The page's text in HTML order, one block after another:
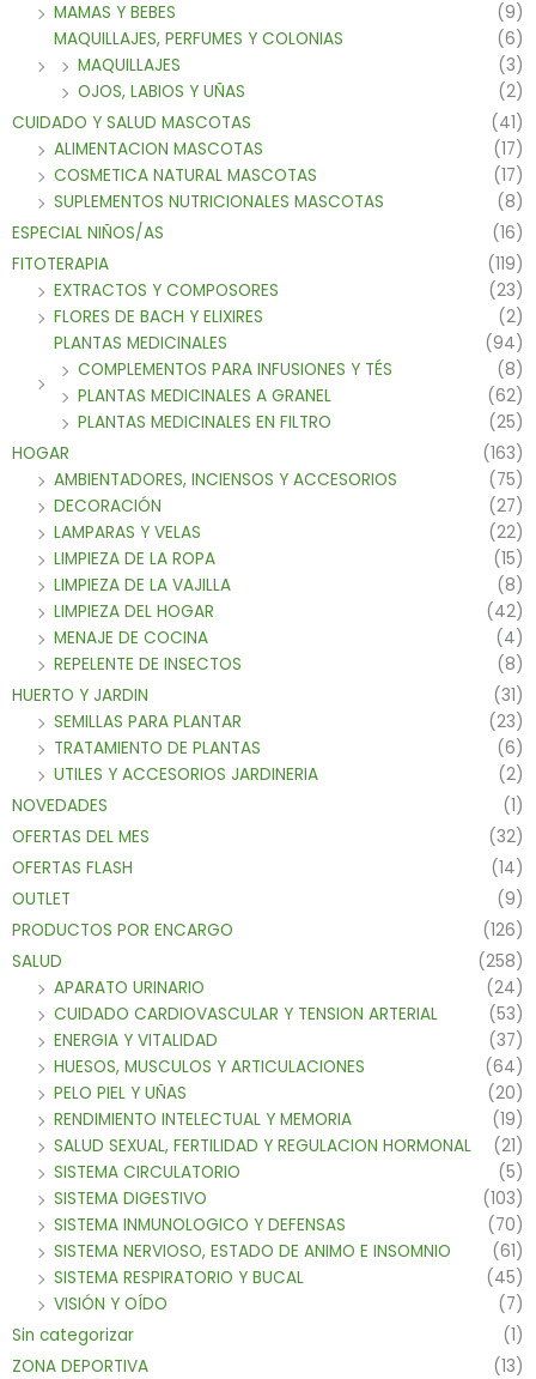
MAMAS Y BEBES
(9)
MAQUILLAJES, PERFUMES Y COLONIAS
(6)
MAQUILLAJES
(3)
OJOS, LABIOS Y UÑAS
(2)
CUIDADO Y SALUD MASCOTAS
(41)
ALIMENTACION MASCOTAS
(17)
COSMETICA NATURAL MASCOTAS
(17)
SUPLEMENTOS NUTRICIONALES MASCOTAS
(8)
ESPECIAL NIÑOS/AS
(16)
FITOTERAPIA
(119)
EXTRACTOS Y COMPOSORES
(23)
FLORES DE BACH Y ELIXIRES
(2)
PLANTAS MEDICINALES
(94)
COMPLEMENTOS PARA INFUSIONES Y TÉS
(8)
PLANTAS MEDICINALES A GRANEL
(62)
PLANTAS MEDICINALES EN FILTRO
(25)
HOGAR
(163)
AMBIENTADORES, INCIENSOS Y ACCESORIOS
(75)
DECORACIÓN
(27)
LAMPARAS Y VELAS
(22)
LIMPIEZA DE LA ROPA
(15)
LIMPIEZA DE LA VAJILLA
(8)
LIMPIEZA DEL HOGAR
(42)
MENAJE DE COCINA
(4)
REPELENTE DE INSECTOS
(8)
HUERTO Y JARDIN
(31)
SEMILLAS PARA PLANTAR
(23)
TRATAMIENTO DE PLANTAS
(6)
UTILES Y ACCESORIOS JARDINERIA
(2)
NOVEDADES
(1)
OFERTAS DEL MES
(32)
OFERTAS FLASH
(14)
OUTLET
(9)
PRODUCTOS POR ENCARGO
(126)
SALUD
(258)
APARATO URINARIO
(24)
CUIDADO CARDIOVASCULAR Y TENSION ARTERIAL
(53)
ENERGIA Y VITALIDAD
(37)
HUESOS, MUSCULOS Y ARTICULACIONES
(64)
PELO PIEL Y UÑAS
(20)
RENDIMIENTO INTELECTUAL Y MEMORIA
(19)
SALUD SEXUAL, FERTILIDAD Y REGULACION HORMONAL
(21)
SISTEMA CIRCULATORIO
(5)
SISTEMA DIGESTIVO
(103)
SISTEMA INMUNOLOGICO Y DEFENSAS
(70)
SISTEMA NERVIOSO, ESTADO DE ANIMO E INSOMNIO
(61)
SISTEMA RESPIRATORIO Y BUCAL
(45)
VISIÓN Y OÍDO
(7)
Sin categorizar
(1)
ZONA DEPORTIVA
(13)